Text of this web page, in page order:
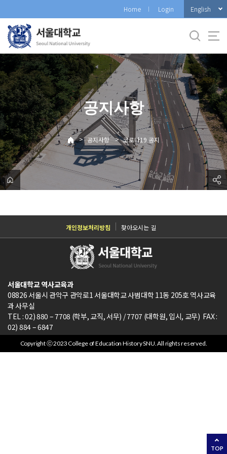
로
메
뉴
Home Login English
공지사항
> 공지사항 > 코로나19 공지
TOP
개인정보처리방침 찾아오시는 길
서울대학교 역사교육과
08826 서울시 관악구 관악로1 서울대학교 사범대학 11동 205호 역사교육
과 사무실
TEL : 02) 880 – 7708 (학부, 교직, 서무) / 7707 (대학원, 입시, 교무) FAX :
02) 884 – 6847
Copyright ⓒ 2023 College of Education History SNU. All rights reserved.